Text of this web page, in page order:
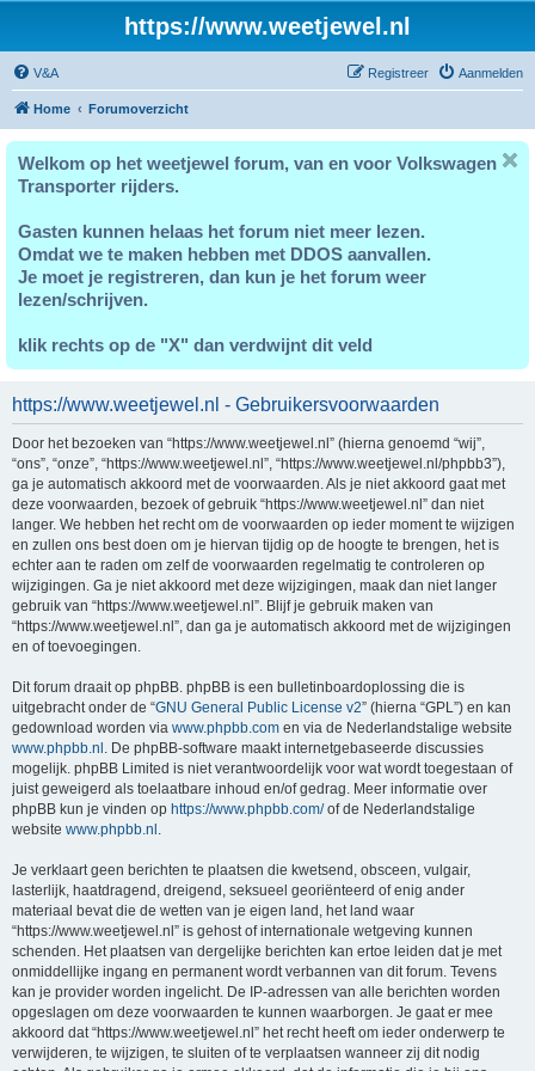
https://www.weetjewel.nl
V&A Aanmelden
Registreer
Home Forumoverzicht
Welkom op het weetjewel forum, van en voor Volkswagen
Transporter rijders.
Gasten kunnen helaas het forum niet meer lezen.
Omdat we te maken hebben met DDOS aanvallen.
Je moet je registreren, dan kun je het forum weer
lezen/schrijven.
klik rechts op de "X" dan verdwijnt dit veld
https://www.weetjewel.nl - Gebruikersvoorwaarden
Door het bezoeken van “https://www.weetjewel.nl” (hierna genoemd “wij”,
“ons”, “onze”, “https://www.weetjewel.nl”, “https://www.weetjewel.nl/phpbb3”),
ga je automatisch akkoord met de voorwaarden. Als je niet akkoord gaat met
deze voorwaarden, bezoek of gebruik “https://www.weetjewel.nl” dan niet
langer. We hebben het recht om de voorwaarden op ieder moment te wijzigen
en zullen ons best doen om je hiervan tijdig op de hoogte te brengen, het is
echter aan te raden om zelf de voorwaarden regelmatig te controleren op
wijzigingen. Ga je niet akkoord met deze wijzigingen, maak dan niet langer
gebruik van “https://www.weetjewel.nl”. Blijf je gebruik maken van
“https://www.weetjewel.nl”, dan ga je automatisch akkoord met de wijzigingen
en of toevoegingen.
Dit forum draait op phpBB. phpBB is een bulletinboardoplossing die is
uitgebracht onder de “GNU General Public License v2” (hierna “GPL”) en kan
gedownload worden via www.phpbb.com en via de Nederlandstalige website
www.phpbb.nl . De phpBB-software maakt internetgebaseerde discussies
mogelijk. phpBB Limited is niet verantwoordelijk voor wat wordt toegestaan of
juist geweigerd als toelaatbare inhoud en/of gedrag. Meer informatie over
phpBB kun je vinden op https://www.phpbb.com/of de Nederlandstalige
website www.phpbb.nl .
Je verklaart geen berichten te plaatsen die kwetsend, obsceen, vulgair,
lasterlijk, haatdragend, dreigend, seksueel georiënteerd of enig ander
materiaal bevat die de wetten van je eigen land, het land waar
“https://www.weetjewel.nl” is gehost of internationale wetgeving kunnen
schenden. Het plaatsen van dergelijke berichten kan ertoe leiden dat je met
onmiddellijke ingang en permanent wordt verbannen van dit forum. Tevens
kan je provider worden ingelicht. De IP-adressen van alle berichten worden
opgeslagen om deze voorwaarden te kunnen waarborgen. Je gaat er mee
akkoord dat “https://www.weetjewel.nl” het recht heeft om ieder onderwerp te
verwijderen, te wijzigen, te sluiten of te verplaatsen wanneer zij dit nodig